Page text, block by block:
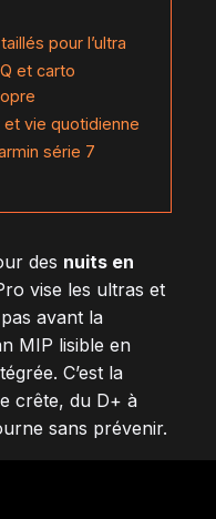
pour l’ultra
et carto
vie quotidienne
série 7
des nuits en
vise les ultras et
avant la
MIP lisible en
C’est la
crête, du D+ à
sans prévenir.